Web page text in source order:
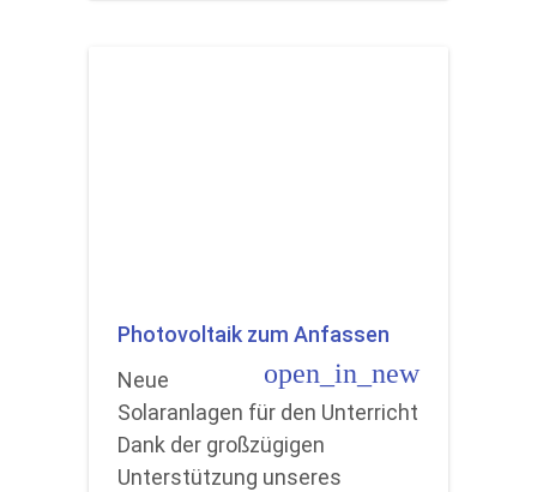
Photovoltaik zum Anfassen
open_in_new
Neue
Solaranlagen für den Unterricht
Dank der großzügigen
Unterstützung unseres